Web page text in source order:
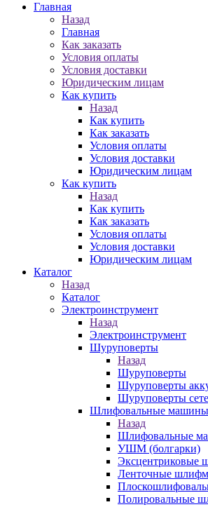
Главная
Назад
Главная
Как заказать
Условия оплаты
Условия доставки
Юридическим лицам
Как купить
Назад
Как купить
Как заказать
Условия оплаты
Условия доставки
Юридическим лицам
Как купить
Назад
Как купить
Как заказать
Условия оплаты
Условия доставки
Юридическим лицам
Каталог
Назад
Каталог
Электроинструмент
Назад
Электроинструмент
Шуруповерты
Назад
Шуруповерты
Шуруповерты
Шуруповерты
Шлифовальные машины
Назад
Шлифовальные
УШМ (болгарки)
Эксцентриковые
Ленточные
Полировальные